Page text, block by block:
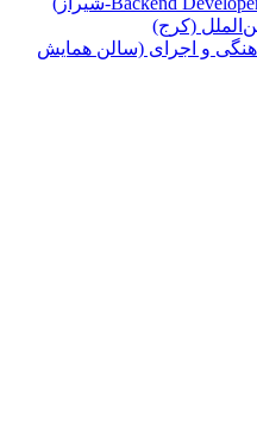
(کرج)
و اجرای (سالن همایش